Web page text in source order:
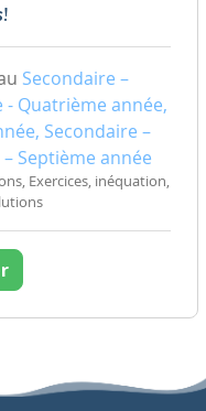
Secondaire –
- Quatrième année,
Secondaire –
Septième année
Exercices, inéquation,